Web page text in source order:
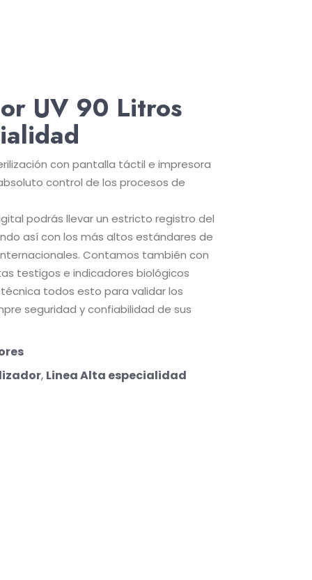
UV 90 Litros
con pantalla táctil e impresora
control de los procesos de
podrás llevar un estricto registro del
así con los más altos estándares de
Contamos también con
testigos e indicadores biológicos
todos esto para validar los
seguridad y confiabilidad de sus
, Linea Alta especialidad